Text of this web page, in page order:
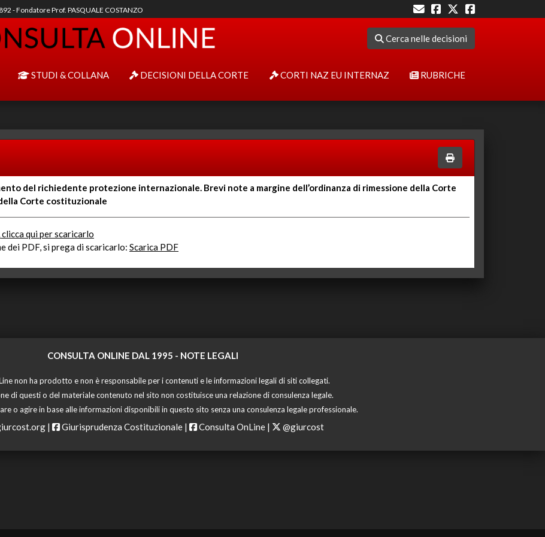
- Fondatore Prof. PASQUALE COSTANZO
Cerca nelle decisioni
STUDI & COLLANA DECISIONI DELLA CORTE CORTI NAZ EU INTERNAZ RUBRICHE
del richiedente protezione internazionale. Brevi note a margine dell’ordinanza di rimessione della Corte
Corte costituzionale
qui per scaricarlo
dei PDF, si prega di scaricarlo: Scarica PDF
CONSULTA ONLINE DAL 1995 - NOTE LEGALI
non ha prodotto e non è responsabile per i contenuti e le informazioni legali di siti collegati.
di questi o del materiale contenuto nel sito non costituisce una relazione di consulenza legale.
o agire in base alle informazioni disponibili in questo sito senza una consulenza legale professionale.
| Giurisprudenza Costituzionale | Consulta OnLine | @giurcost